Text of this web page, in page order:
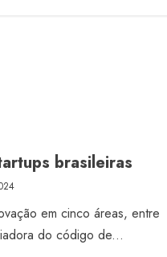
brasileiras
em cinco áreas, entre
do código de...